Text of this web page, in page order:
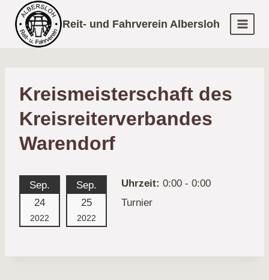
Inhalt
springen
Reit- und Fahrverein Albersloh
Kreismeisterschaft des
Kreisreiterverbandes
Warendorf
Sep.
24
2022
Sep.
25
2022
Uhrzeit: 0:00 - 0:00
Turnier